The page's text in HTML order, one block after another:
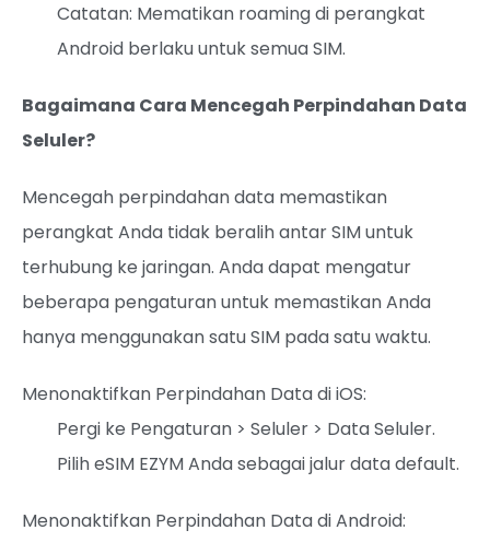
Catatan: Mematikan roaming di perangkat
Android berlaku untuk semua SIM.
Bagaimana Cara Mencegah Perpindahan Data
Seluler?
Mencegah perpindahan data memastikan
perangkat Anda tidak beralih antar SIM untuk
terhubung ke jaringan. Anda dapat mengatur
beberapa pengaturan untuk memastikan Anda
hanya menggunakan satu SIM pada satu waktu.
Menonaktifkan Perpindahan Data di iOS:
Pergi ke Pengaturan > Seluler > Data Seluler.
Pilih eSIM EZYM Anda sebagai jalur data default.
Menonaktifkan Perpindahan Data di Android: